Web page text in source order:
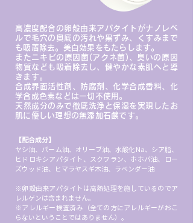
高濃度配合の卵殻由来アパタイトがナノレベ
ルで毛穴の奥底の汚れや黒ずみ、くすみまで
も吸着除去。美白効果をもたらします。
またニキビの原因菌(アクネ菌)、臭いの原因
物質なども吸着除去し、健やかな素肌へと導
きます。
合成界面活性剤、防腐剤、化学合成香料、化
学合成色素などは一切不使用。
天然成分のみで徹底洗浄と保湿を実現したお
肌に優しい理想の無添加石鹸です。
​【配合成分】
ヤシ油、パーム油、オリーブ油、水酸化Na、シア脂、
ヒドロキシアパタイト、スクワラン、ホホバ油、ロー
ズウッド油、ヒマラヤスギ木油、ラベンダー油
※卵殻由来アパタイトは高熱処理を施しているのでア
レルゲンは含まれません。
※アレルギー検査済み（全ての方にアレルギーがおこ
らないということではありません）。